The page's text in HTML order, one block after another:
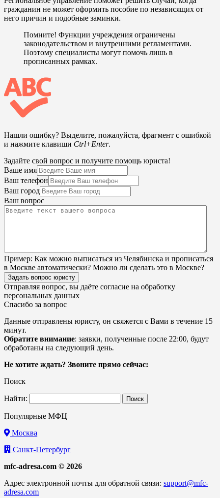
гражданин не может оформить пособие по независящих от
него причин и подобные заминки.
Помните! Функции учреждения ограничены
законодательством и внутренними регламентами.
Поэтому специалисты могут помочь лишь в
прописанных рамках.
Нашли ошибку? Выделите, пожалуйста, фрагмент с ошибкой
и нажмите клавиши Ctrl+Enter.
Задайте свой вопрос и получите помощь юриста!
Ваше имя
Ваш телефон
Ваш город
Ваш вопрос
Пример: Как можно выписаться из Челябинска и прописаться
в Москве автоматически? Можно ли сделать это в Москве?
Задать вопрос юристу
Отправляя вопрос, вы даёте согласие на обработку
персональных данных
Спасибо за вопрос
Данные отправлены юристу, он свяжется с Вами в течение 15
минут.
Обратите внимание: заявки, полученные после 22:00, будут
обработаны на следующий день.
Не хотите ждать? Звоните прямо сейчас:
Поиск
Найти:
Популярные МФЦ
Москва
Санкт-Петербург
mfc-adresa.com © 2026
Адрес электронной почты для обратной связи: support@mfc-
adresa.com